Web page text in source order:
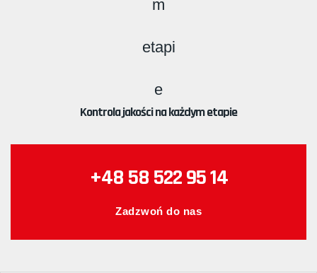
Kontrola jakości na każdym etapie
+48 58 522 95 14
Zadzwoń do nas